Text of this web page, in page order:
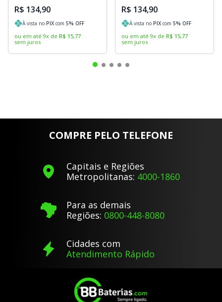
R$ 134,90
À vista no PIX com 5% OFF
ou em até 9x de R$ 15,77
sem juros
R$ 134,90
À vista no PIX com 5% OFF
ou em até 9x de R$ 15,77
sem juros
COMPRE PELO TELEFONE
Capitais e Regiões
Metropolitanas: 4000-1860
Para as demais
Regiões: 0800-448-8080
Cidades com
Atendimento Rápido